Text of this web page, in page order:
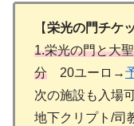
【栄光の門チケッ
1.栄光の門と大
分 20ユーロ→
次の施設も入場
地下クリプト/司